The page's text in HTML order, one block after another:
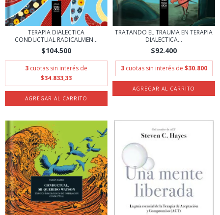
TERAPIA DIALECTICA
CONDUCTUAL RADICALMEN...
$104.500
3 cuotas sin interés de
$34.833,33
TRATANDO EL TRAUMA EN TERAPIA
DIALECTICA...
$92.400
3 cuotas sin interés de $30.800